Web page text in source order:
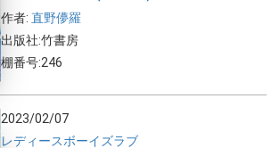
作者: 直野儚羅
出版社:竹書房
棚番号:246
2023/02/07
レディースボーイズラブ